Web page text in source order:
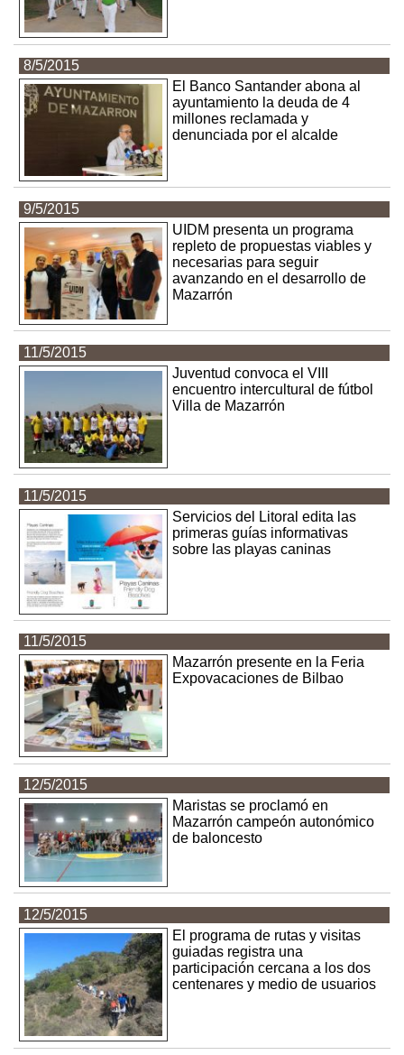
8/5/2015
El Banco Santander abona al
ayuntamiento la deuda de 4
millones reclamada y
denunciada por el alcalde
9/5/2015
UIDM presenta un programa
repleto de propuestas viables y
necesarias para seguir
avanzando en el desarrollo de
Mazarrón
11/5/2015
Juventud convoca el VIII
encuentro intercultural de fútbol
Villa de Mazarrón
11/5/2015
Servicios del Litoral edita las
primeras guías informativas
sobre las playas caninas
11/5/2015
Mazarrón presente en la Feria
Expovacaciones de Bilbao
12/5/2015
Maristas se proclamó en
Mazarrón campeón autonómico
de baloncesto
12/5/2015
El programa de rutas y visitas
guiadas registra una
participación cercana a los dos
centenares y medio de usuarios